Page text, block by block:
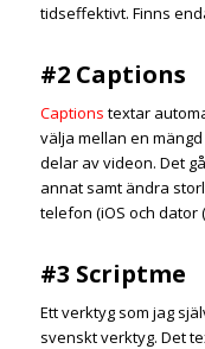
tidseffektivt. Finns
#2 Captions
Captions textar
välja mellan en
delar av videon. Det
annat samt ändra
telefon (iOS och dator
#3 Scriptme
Ett verktyg som jag
svenskt verktyg. Det